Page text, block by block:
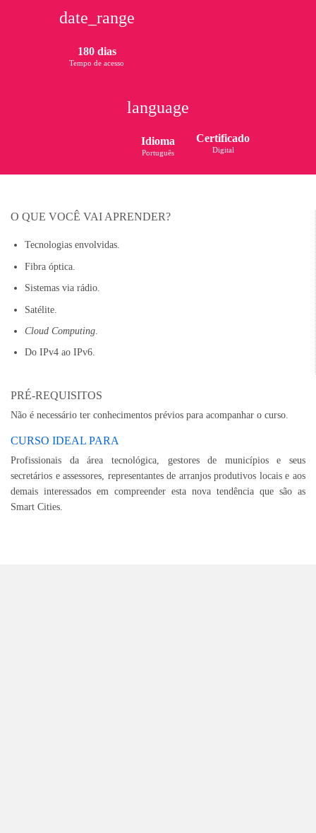
date_range
180 dias
Tempo de acesso
Certificado
Digital
language
Idioma
Português
O QUE VOCÊ VAI APRENDER?
Tecnologias envolvidas.
Fibra óptica.
Sistemas via rádio.
Satélite.
Cloud Computing
Do IPv4 ao IPv6.
PRÉ-REQUISITOS
Não é necessário ter conhecimentos prévios para acompanhar o curso.
CURSO IDEAL PARA
Profissionais da área tecnológica, gestores de municípios e seus
secretários e assessores, representantes de arranjos produtivos locais e aos
demais interessados em compreender esta nova tendência que são as
Smart Cities.